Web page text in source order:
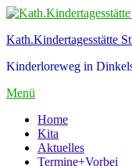
Zum
springen
Kath.Kindertagesstätte
Kinderloreweg in
Menü
Home
Kita
Aktuelles
Termine+Vorbei